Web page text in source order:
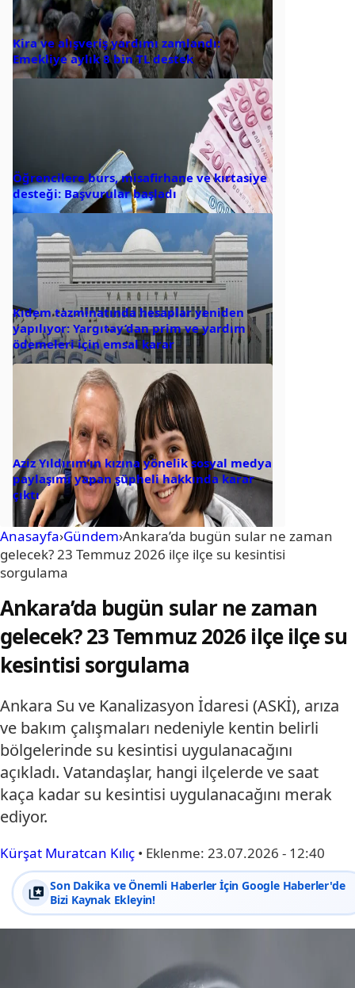
Kira ve alışveriş yardımı zamlandı:
Emekliye aylık 8 bin TL destek
Öğrencilere burs, misafirhane ve kırtasiye
desteği: Başvurular başladı
Kıdem tazminatında hesaplar yeniden
yapılıyor: Yargıtay’dan prim ve yardım
ödemeleri için emsal karar
Aziz Yıldırım’ın kızına yönelik sosyal medya
paylaşımı yapan şüpheli hakkında karar
çıktı
Anasayfa›Gündem›Ankara’da bugün sular ne zaman
gelecek? 23 Temmuz 2026 ilçe ilçe su kesintisi
sorgulama
Ankara’da bugün sular ne zaman
gelecek? 23 Temmuz 2026 ilçe ilçe su
kesintisi sorgulama
Ankara Su ve Kanalizasyon İdaresi (ASKİ), arıza
ve bakım çalışmaları nedeniyle kentin belirli
bölgelerinde su kesintisi uygulanacağını
açıkladı. Vatandaşlar, hangi ilçelerde ve saat
kaça kadar su kesintisi uygulanacağını merak
ediyor.
Kürşat Muratcan Kılıç • Eklenme: 23.07.2026 - 12:40
Son Dakika ve Önemli Haberler İçin Google Haberler'de
Bizi Kaynak Ekleyin!